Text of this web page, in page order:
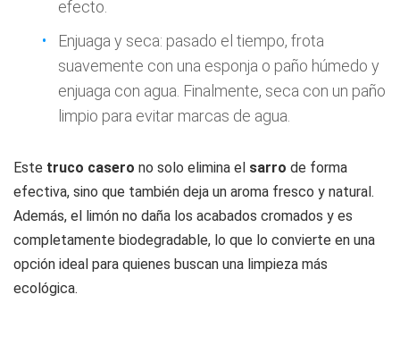
efecto.
Enjuaga y seca: pasado el tiempo, frota
suavemente con una esponja o paño húmedo y
enjuaga con agua. Finalmente, seca con un paño
limpio para evitar marcas de agua.
Este truco casero no solo elimina el sarro de forma
efectiva, sino que también deja un aroma fresco y natural.
Además, el limón no daña los acabados cromados y es
completamente biodegradable, lo que lo convierte en una
opción ideal para quienes buscan una limpieza más
ecológica.